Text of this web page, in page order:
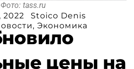
Фото: tass.ru
Stoico Denis
, Экономика
цены на